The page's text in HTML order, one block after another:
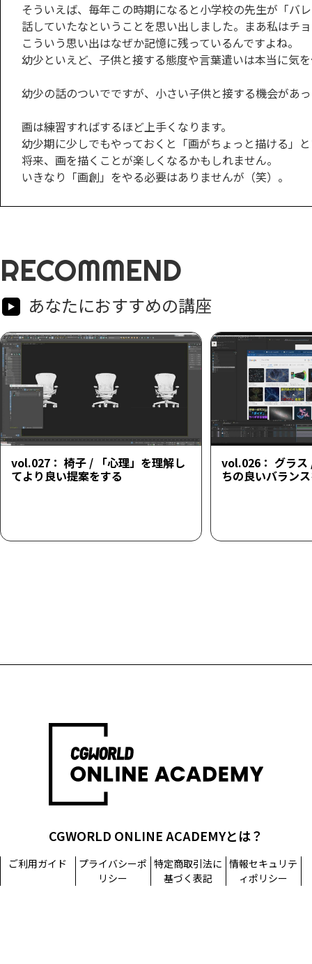
そういえば、毎年この時期になると小学校の先生が「バ
話していたなということを思い出しました。まあ私はチ
こういう思い出はなぜか記憶に残っているんですよね。
幼少といえど、子供と接する態度や言葉遣いは本当に気
幼少の話のついでですが、小さい子供と接する機会があ
画は練習すればするほど上手くなります。
幼少期に少しでもやっておくと「画がちょっと描ける」
将来、画を描くことが楽しくなるかもしれません。
いきなり「画創」をやる必要はありませんが（笑）。
RECOMMEND
あなたにおすすめの講座
vol.027： 椅子 / 「心理」を理解し
てより良い提案をする
vol.026： グラス
ちの良いバラン
CGWORLD ONLINE ACADEMYとは？
ご利用ガイド
プライバシーポ
リシー
特定商取引法に
基づく表記
情報セキュリテ
ィポリシー